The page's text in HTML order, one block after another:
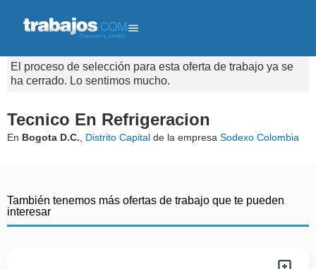
El proceso de selección para esta oferta de trabajo ya se
ha cerrado. Lo sentimos mucho.
Tecnico En Refrigeracion
En Bogota D.C. Distrito Capital de la empresa Sodexo Colombia
También tenemos más ofertas de trabajo que te pueden
interesar